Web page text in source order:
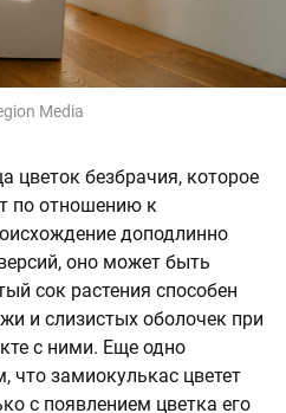
Media
цветок безбрачия, которое
по отношению к
доподлинно
оно может быть
сок растения способен
и слизистых оболочек при
с ними. Еще одно
что замиокулькас цветет
с появлением цветка его